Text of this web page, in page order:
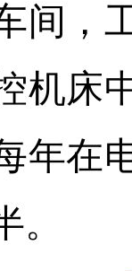
间，
机床
年在
。